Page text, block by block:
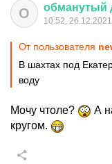
О обманутый
10:52, 26.12.2021
От пользователя
В шахтах под
воду
Мочу чтоле?
А
кругом.